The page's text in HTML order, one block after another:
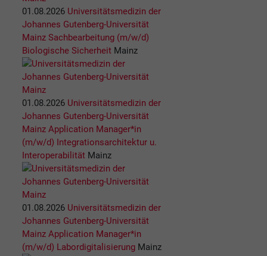
01.08.2026 Universitätsmedizin der
Johannes Gutenberg-Universität
Mainz Sachbearbeitung (m/w/d)
Biologische Sicherheit Mainz
01.08.2026 Universitätsmedizin der
Johannes Gutenberg-Universität
Mainz Application Manager*in
(m/w/d) Integrationsarchitektur u.
Interoperabilität Mainz
01.08.2026 Universitätsmedizin der
Johannes Gutenberg-Universität
Mainz Application Manager*in
(m/w/d) Labordigitalisierung Mainz